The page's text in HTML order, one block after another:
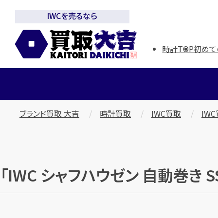
IWCを売るなら
時計TOP初め
ブランド買取 大吉 時計買取 IWC買取
「IWC シャフハウゼン 自動巻き